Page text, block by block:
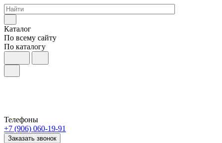
Каталог
По всему сайту
По каталогу
Телефоны
+7 (906) 060-19-91
Заказать звонок